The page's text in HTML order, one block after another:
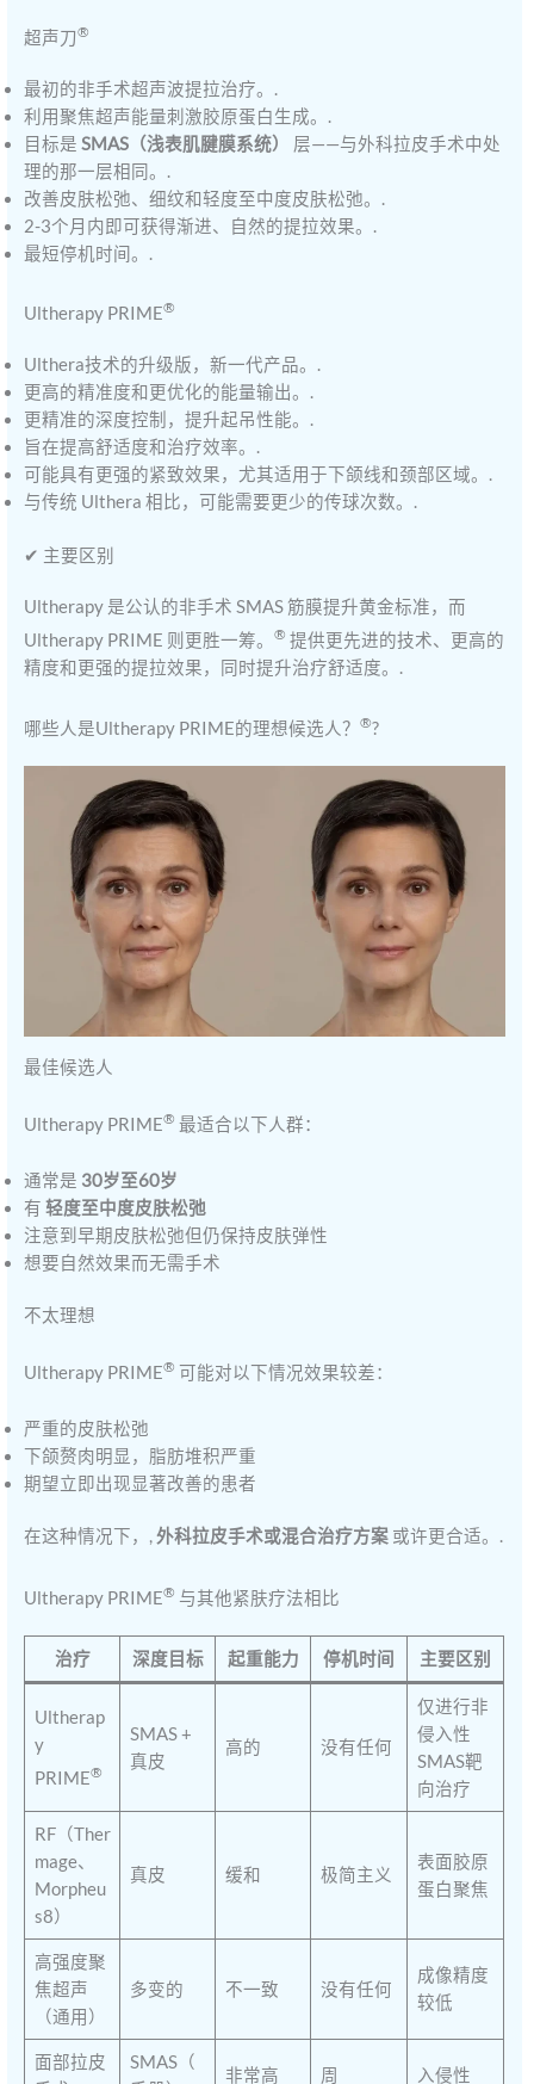
超声刀®
最初的非手术超声波提拉治疗。.
利用聚焦超声能量刺激胶原蛋白生成。.
目标是SMAS（浅表肌腱膜系统）
层——与外科拉皮手术中处
理的那一层相同。.
改善皮肤松弛、细纹和轻度至中度皮肤松弛。.
2-3个月内即可获得渐进、自然的提拉效果。.
最短停机时间。.
Ultherapy PRIME®
Ulthera技术的升级版，新一代产品。.
更高的精准度和更优化的能量输出。.
更精准的深度控制，提升起吊性能。.
旨在提高舒适度和治疗效率。.
可能具有更强的紧致效果，尤其适用于下颌线和颈部区域。.
与传统 Ulthera 相比，可能需要更少的传球次数。.
✔ 主要区别
Ultherapy 是公认的非手术 SMAS 筋膜提升黄金标准，而
Ultherapy PRIME 则更胜一筹。® 提供更先进的技术、更高的
精度和更强的提拉效果，同时提升治疗舒适度。.
哪些人是Ultherapy PRIME的理想候选人？®?
最佳候选人
Ultherapy PRIME® 最适合以下人群：
通常是 30岁至60岁
有轻度至中度皮肤松弛
注意到早期皮肤松弛但仍保持皮肤弹性
想要自然效果而无需手术
不太理想
Ultherapy PRIME® 可能对以下情况效果较差：
严重的皮肤松弛
下颌赘肉明显，脂肪堆积严重
期望立即出现显著改善的患者
在这种情况下，,外科拉皮手术或混合治疗方案 或许更合适。.
Ultherapy PRIME® 与其他紧肤疗法相比
治疗 深度目标 起重能力 停机时间 主要区别
Ultherap
y
PRIME®
SMAS +
真皮
高的 没有任何
仅进行非
侵入性
SMAS靶
向治疗
RF（Ther
mage、
Morpheu
s8）
真皮 缓和 极简主义
表面胶原
蛋白聚焦
高强度聚
焦超声
（通用）
多变的 不一致 没有任何
成像精度
较低
面部拉皮
SMAS（
非常高 周 入侵性